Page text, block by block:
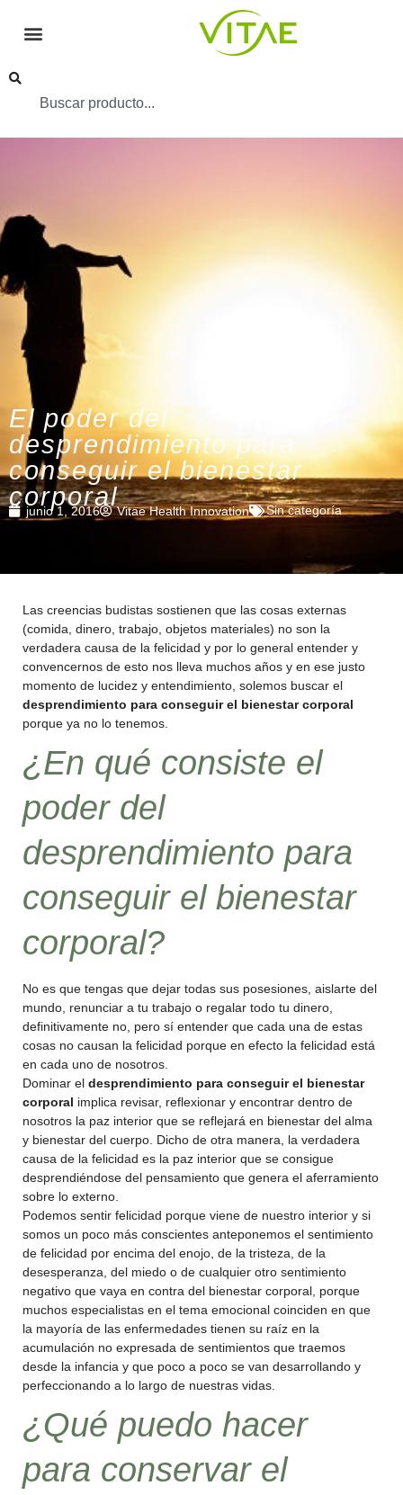
El poder del
desprendimiento para
conseguir el bienestar
corporal
junio 1, 2016 Vitae Health Innovation Sin categoría
Las creencias budistas sostienen que las cosas externas
(comida, dinero, trabajo, objetos materiales) no son la
verdadera causa de la felicidad y por lo general entender y
convencernos de esto nos lleva muchos años y en ese justo
momento de lucidez y entendimiento, solemos buscar el
desprendimiento para conseguir el bienestar corporal
porque ya no lo tenemos.
¿En qué consiste el
poder del
desprendimiento para
conseguir el bienestar
corporal?
No es que tengas que dejar todas sus posesiones, aislarte del
mundo, renunciar a tu trabajo o regalar todo tu dinero,
definitivamente no, pero sí entender que cada una de estas
cosas no causan la felicidad porque en efecto la felicidad está
en cada uno de nosotros.
Dominar el desprendimiento para conseguir el bienestar
corporal implica revisar, reflexionar y encontrar dentro de
nosotros la paz interior que se reflejará en bienestar del alma
y bienestar del cuerpo. Dicho de otra manera, la verdadera
causa de la felicidad es la paz interior que se consigue
desprendiéndose del pensamiento que genera el aferramiento
sobre lo externo.
Podemos sentir felicidad porque viene de nuestro interior y si
somos un poco más conscientes anteponemos el sentimiento
de felicidad por encima del enojo, de la tristeza, de la
desesperanza, del miedo o de cualquier otro sentimiento
negativo que vaya en contra del bienestar corporal, porque
muchos especialistas en el tema emocional coinciden en que
la mayoría de las enfermedades tienen su raíz en la
acumulación no expresada de sentimientos que traemos
desde la infancia y que poco a poco se van desarrollando y
perfeccionando a lo largo de nuestras vidas.
¿Qué puedo hacer
para conservar el